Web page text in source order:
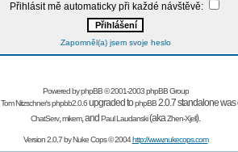
Přihlásit mě automaticky při každé návštěvě:
Zapomněl(a) jsem svoje heslo
Powered byphpBB© 2001-2003 phpBB Group
Tom Nitzschner'sphpbb2.0.6upgraded tophpBB2.0.7 standalone
ChatServ,mikem,and Paul Laudanski(akaZhen-Xjell).
Version 2.0.7 byNuke Cops© 2004http://www.nukecops.com